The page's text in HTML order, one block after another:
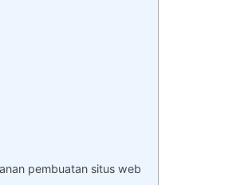
pembuatan situs web